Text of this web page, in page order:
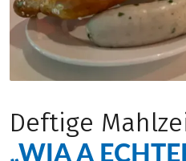
Deftige
„WIA A